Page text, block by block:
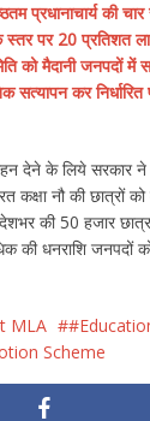
प्रधानाचार्य की
पर 20 प्रतिशत
को मैदानी जनपदों में
सत्यापन कर निर्धारित
देने के लिये सरकार
कक्षा नौ की छात्रों
की 50 हजार
की धनराशि जनपदों
MLA
Scheme